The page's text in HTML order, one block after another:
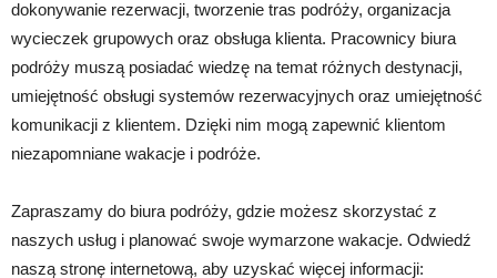
dokonywanie rezerwacji, tworzenie tras podróży, organizacja
wycieczek grupowych oraz obsługa klienta. Pracownicy biura
podróży muszą posiadać wiedzę na temat różnych destynacji,
umiejętność obsługi systemów rezerwacyjnych oraz umiejętność
komunikacji z klientem. Dzięki nim mogą zapewnić klientom
niezapomniane wakacje i podróże.
Zapraszamy do biura podróży, gdzie możesz skorzystać z
naszych usług i planować swoje wymarzone wakacje. Odwiedź
naszą stronę internetową, aby uzyskać więcej informacji: